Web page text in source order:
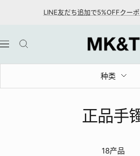
容
LINE友だち追加で5%OFFクー
导
MK&T
种类
正品手
18产品